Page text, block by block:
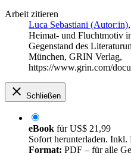
Arbeit zitieren
Luca Sebastiani (Autor:in)
Heimat- und Fluchtmotiv
Gegenstand des
München, GRIN Verlag,
https://www.grin.com/
Schließen
eBook fürUS$ 21,99
Sofort herunterladen. Inkl.
Format: PDF – für alle